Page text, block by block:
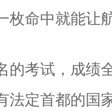
枚命中就能让
的考试，成绩
法定首都的国